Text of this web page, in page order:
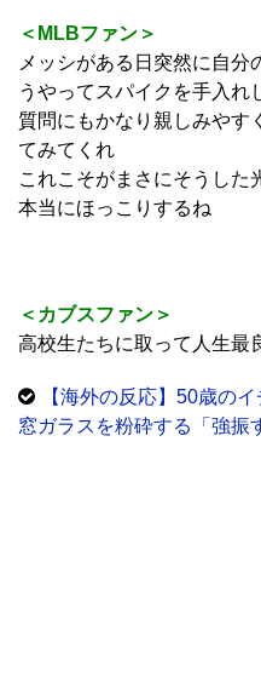
＜MLBファン＞
メッシがある日突然に自
うやってスパイクを手入れ
質問にもかなり親しみやす
てみてくれ
これこそがまさにそうした
本当にほっこりするね
＜カブスファン＞
高校生たちに取って人生最
【海外の反応】50歳の
窓ガラスを粉砕する「強振